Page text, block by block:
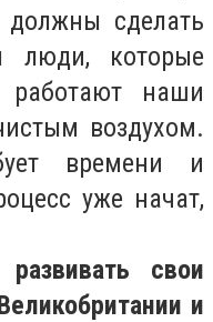
сделать
люди, которые
наши
воздухом.
времени и
уже начат,
свои
и